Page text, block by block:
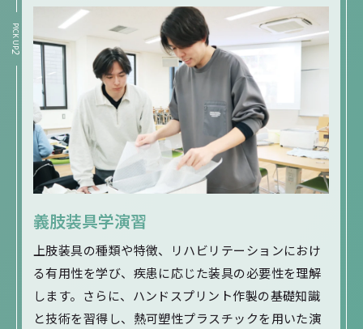
PICK UP
2
義肢装具学演習
上肢装具の種類や特徴、リハビリテーションにおけ
る有用性を学び、疾患に応じた装具の必要性を理解
します。さらに、ハンドスプリント作製の基礎知識
と技術を習得し、熱可塑性プラスチックを用いた演